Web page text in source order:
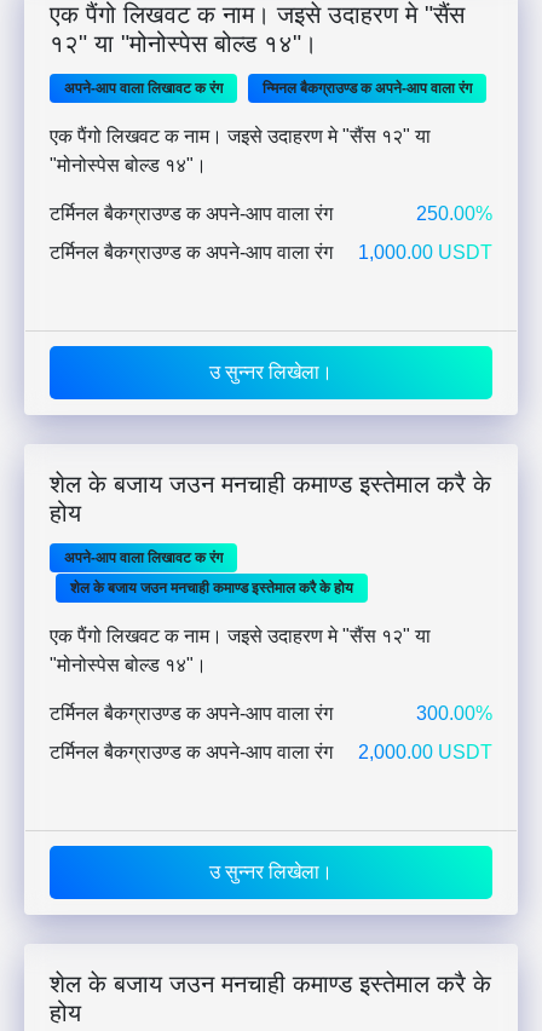
एक पैंगो लिखवट क नाम। जइसे उदाहरण मे "सैंस
१२" या "मोनोस्पेस बोल्ड १४"।
अपने-आप वाला लिखावट क रंग न्मिनल बैकग्राउण्ड क अपने-आप वाला रंग
एक पैंगो लिखवट क नाम। जइसे उदाहरण मे "सैंस १२" या
"मोनोस्पेस बोल्ड १४"।
टर्मिनल बैकग्राउण्ड क अपने-आप वाला रंग
250.00%
टर्मिनल बैकग्राउण्ड क अपने-आप वाला रंग
1,000.00 USDT
उ सुन्नर लिखेला।
शेल के बजाय जउन मनचाही कमाण्ड इस्तेमाल करै के
होय
अपने-आप वाला लिखावट क रंग
शेल के बजाय जउन मनचाही कमाण्ड इस्तेमाल करै के होय
एक पैंगो लिखवट क नाम। जइसे उदाहरण मे "सैंस १२" या
"मोनोस्पेस बोल्ड १४"।
टर्मिनल बैकग्राउण्ड क अपने-आप वाला रंग
300.00%
टर्मिनल बैकग्राउण्ड क अपने-आप वाला रंग
2,000.00 USDT
उ सुन्नर लिखेला।
शेल के बजाय जउन मनचाही कमाण्ड इस्तेमाल करै के
होय